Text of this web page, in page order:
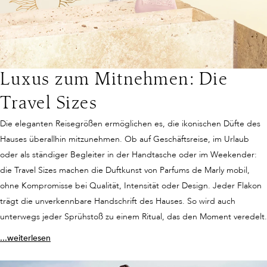
als umfassende Erfahrung, die Körper, Haut und Sinne einbezieht.
wahrer Klassiker. Frischer Apfel, aromatische Lavendelnoten und
wärmende Vanille verbinden sich zu einem Duft, der gleichzeitig
dynamisch und elegant wirkt. Layton ist universell, charismatisch und
ein Inbegriff zeitloser Männlichkeit.
Herod und Carlisle: Maskuline Intensität und opulente Eleganz
Luxus zum Mitnehmen: Die
Travel Sizes
Die eleganten Reisegrößen ermöglichen es, die ikonischen Düfte des
Hauses überallhin mitzunehmen. Ob auf Geschäftsreise, im Urlaub
oder als ständiger Begleiter in der Handtasche oder im Weekender:
die Travel Sizes machen die Duftkunst von Parfums de Marly mobil,
ohne Kompromisse bei Qualität, Intensität oder Design. Jeder Flakon
trägt die unverkennbare Handschrift des Hauses. So wird auch
unterwegs jeder Sprühstoß zu einem Ritual, das den Moment veredelt.
...weiterlesen